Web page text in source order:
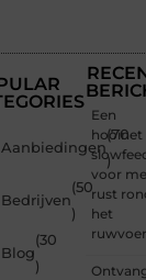
Aanbiedingen
(70
)
Bedrijven
(50
)
Blog
(30
)
Een
hooinet
voor
rust
het
ruwvoer